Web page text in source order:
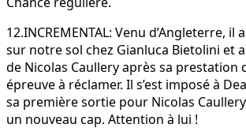
12.INCREMENTAL: Venu d’Angleterre, il
sur notre sol chez Gianluca Bietolini et
de Nicolas Caullery après sa prestation
épreuve à réclamer. Il s’est imposé à
sa première sortie pour Nicolas
un nouveau cap. Attention à lui !